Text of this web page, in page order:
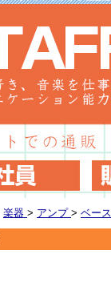
楽器 > アンプ > ベー